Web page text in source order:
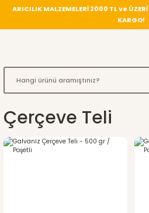
ARICILIK MALZEMELERİ 2000 TL ve ÜZERİ
KARGO!
Çerçeve Teli